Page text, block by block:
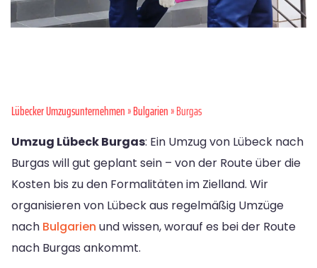
Lübecker Umzugsunternehmen»Bulgarien» Burgas
Umzug Lübeck Burgas: Ein Umzug von Lübeck nach
Burgas will gut geplant sein – von der Route über die
Kosten bis zu den Formalitäten im Zielland. Wir
organisieren von Lübeck aus regelmäßig Umzüge
nach Bulgarien und wissen, worauf es bei der Route
nach Burgas ankommt.